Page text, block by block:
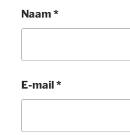
Naam*
E-mail*